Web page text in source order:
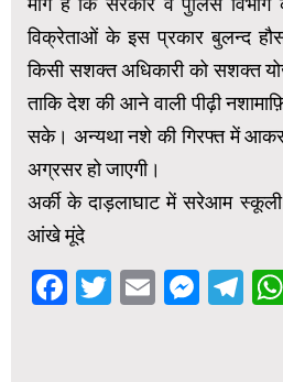
विक्रेताओं के इस प्रकार बुलन्द
किसी सशक्त अधिकारी को सशक्त
ताकि देश की आने वाली पीढ़ी
सके। अन्यथा नशे की गिरफ्त में आकर
अग्रसर हो जाएगी।
अर्की के दाड़लाघाट में सरेआम
आंखे मूंदे
Facebook
Twitter
Email